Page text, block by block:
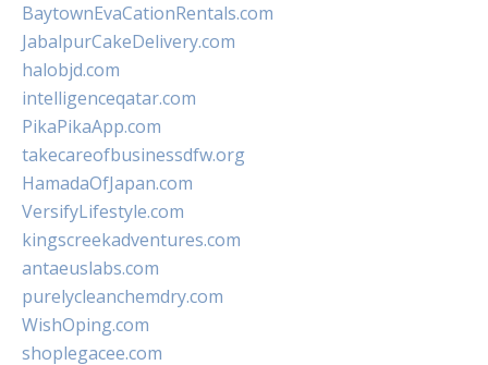
BaytownEvaCationRentals.com
JabalpurCakeDelivery.com
halobjd.com
intelligenceqatar.com
PikaPikaApp.com
takecareofbusinessdfw.org
HamadaOfJapan.com
VersifyLifestyle.com
kingscreekadventures.com
antaeuslabs.com
purelycleanchemdry.com
WishOping.com
shoplegacee.com